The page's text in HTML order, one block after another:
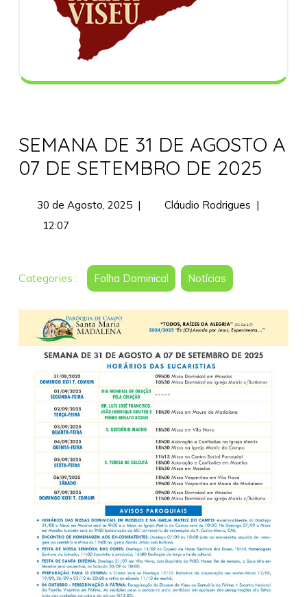
SEMANA DE 31 DE AGOSTO A
07 DE SETEMBRO DE 2025
30 de Agosto, 202530| Cláudio RodriguesSEMANA
DE
SETEMBRO
2025
|
12:07
Categories : Folha Dominical Notícias